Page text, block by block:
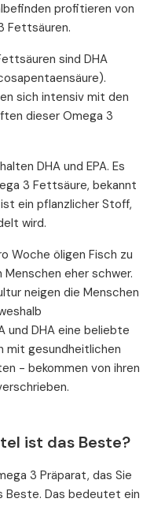
profitieren von
Fettsäuren.
sind DHA
sich intensiv mit den
dieser Omega 3
DHA und EPA. Es
3 Fettsäure, bekannt
ein pflanzlicher Stoff,
wird.
Woche öligen Fisch zu
eher schwer.
neigen die Menschen
und DHA eine beliebte
mit gesundheitlichen
- bekommen von ihren
ist das Beste?
3 Präparat, das Sie
Beste. Das bedeutet ein